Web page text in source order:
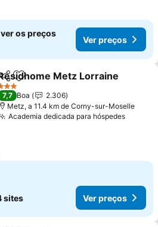
os preços
Ver preços
Adicionar aos favoritos
Metz Lorraine
Estrelas
7,7 Boa
2.306
Metz, a 11.4 km de Corny-sur-Moselle
Academia dedicada para hóspedesVer
sites Ver preços